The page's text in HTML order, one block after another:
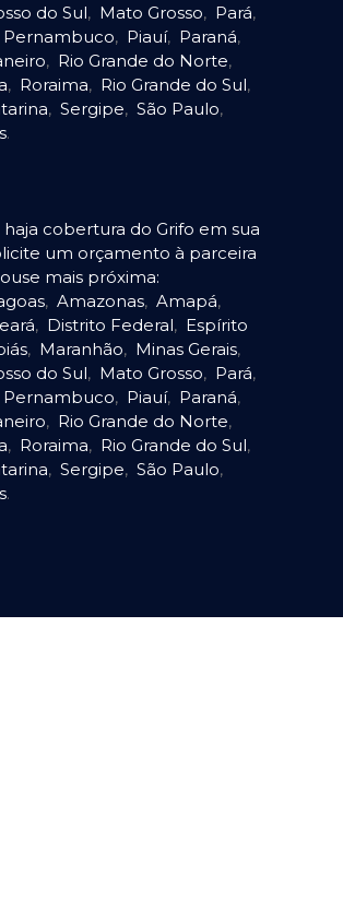
do Sul, Mato Grosso, Pará,
Pernambuco, Piauí, Paraná,
, Rio Grande do Norte,
, Roraima, Rio Grande do Sul,
, Sergipe, São Paulo,
.
haja cobertura do Grifo em sua
um orçamento à parceira
mais próxima:
, Amazonas, Amapá,
, Distrito Federal, Espírito
, Maranhão, Minas Gerais,
do Sul, Mato Grosso, Pará,
Pernambuco, Piauí, Paraná,
, Rio Grande do Norte,
, Roraima, Rio Grande do Sul,
, Sergipe, São Paulo,
.